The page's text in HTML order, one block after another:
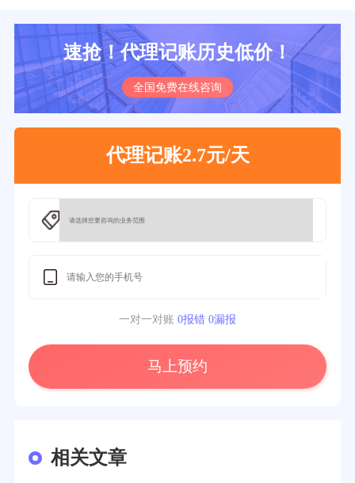
速抢！代理记账历史低价！
全国免费在线咨询
代理记账2.7元/天
一对一对账 0报错 0漏报
马上预约
相关文章